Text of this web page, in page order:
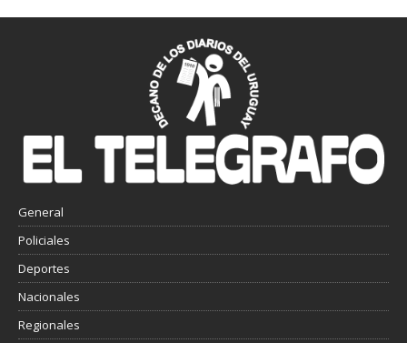
General
Policiales
Deportes
Nacionales
Regionales